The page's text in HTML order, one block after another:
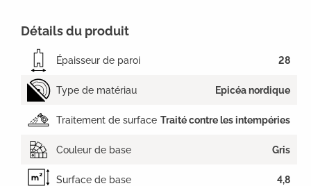
Détails du produit
Épaisseur de paroi 28
Type de matériau Epicéa nordique
Traitement de surface Traité contre les intempéries
Couleur de base Gris
Surface de base 4,8